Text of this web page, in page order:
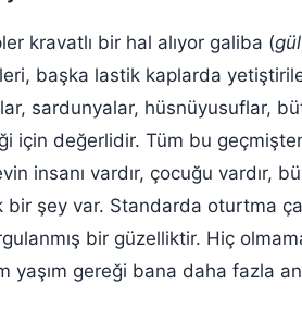
kravatlı bir hal alıyor galiba (
başka lastik kaplarda
sardunyalar, hüsnüyusuflar,
için değerlidir. Tüm bu
insanı vardır, çocuğu vardır,
şey var. Standarda oturtma
bir güzelliktir. Hiç
yaşım gereği bana daha fazla